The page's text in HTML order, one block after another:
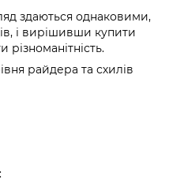
здаються однаковими,
і вирішивши купити
райдера та схилів